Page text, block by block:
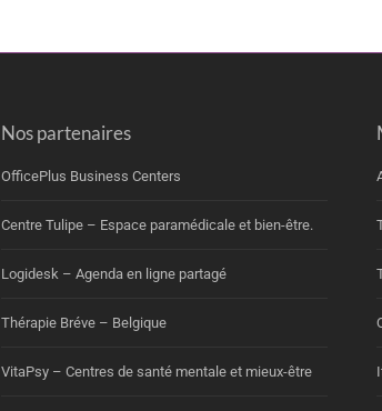
Nos partenaires
OfficePlus Business Centers
Centre Tulipe – Espace paramédicale et bien-être.
Logidesk – Agenda en ligne partagé
Thérapie Bréve – Belgique
VitaPsy – Centres de santé mentale et mieux-être